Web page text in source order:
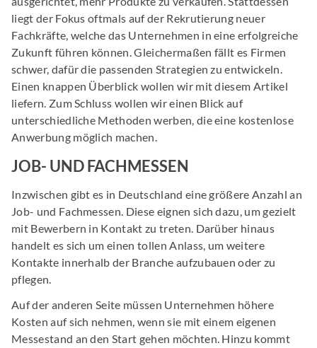
liegt der Fokus oftmals auf der Rekrutierung neuer
Fachkräfte, welche das Unternehmen in eine erfolgreiche
Zukunft führen können. Gleichermaßen fällt es Firmen
schwer, dafür die passenden Strategien zu entwickeln.
Einen knappen Überblick wollen wir mit diesem Artikel
liefern. Zum Schluss wollen wir einen Blick auf
unterschiedliche Methoden werben, die eine kostenlose
Anwerbung möglich machen.
JOB- UND FACHMESSEN
Inzwischen gibt es in Deutschland eine größere Anzahl an
Job- und Fachmessen. Diese eignen sich dazu, um gezielt
mit Bewerbern in Kontakt zu treten. Darüber hinaus
handelt es sich um einen tollen Anlass, um weitere
Kontakte innerhalb der Branche aufzubauen oder zu
pflegen.
Auf der anderen Seite müssen Unternehmen höhere
Kosten auf sich nehmen, wenn sie mit einem eigenen
Messestand an den Start gehen möchten. Hinzu kommt